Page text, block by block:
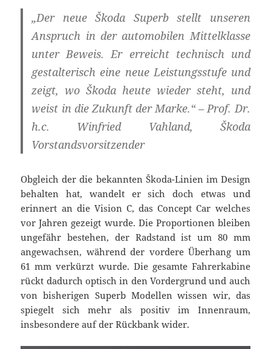
„Der neue Škoda Superb stellt unseren
Anspruch in der automobilen Mittelklasse
unter Beweis. Er erreicht technisch und
gestalterisch eine neue Leistungsstufe und
zeigt, wo Škoda heute wieder steht, und
weist in die Zukunft der Marke.“ – Prof. Dr.
h.c. Winfried Vahland, Škoda
Vorstandsvorsitzender
Obgleich der die bekannten Škoda-Linien im Design
behalten hat, wandelt er sich doch etwas und
erinnert an die Vision C, das Concept Car welches
vor Jahren gezeigt wurde. Die Proportionen bleiben
ungefähr bestehen, der Radstand ist um 80 mm
angewachsen, während der vordere Überhang um
61 mm verkürzt wurde. Die gesamte Fahrerkabine
rückt dadurch optisch in den Vordergrund und auch
von bisherigen Superb Modellen wissen wir, das
spiegelt sich mehr als positiv im Innenraum,
insbesondere auf der Rückbank wider.